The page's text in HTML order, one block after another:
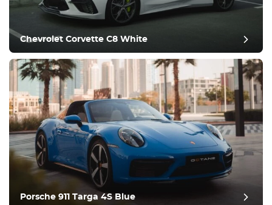
مراجعة آخر
Chevrolet Corvette C8 White
Porsche 911 Targa 4S Blue